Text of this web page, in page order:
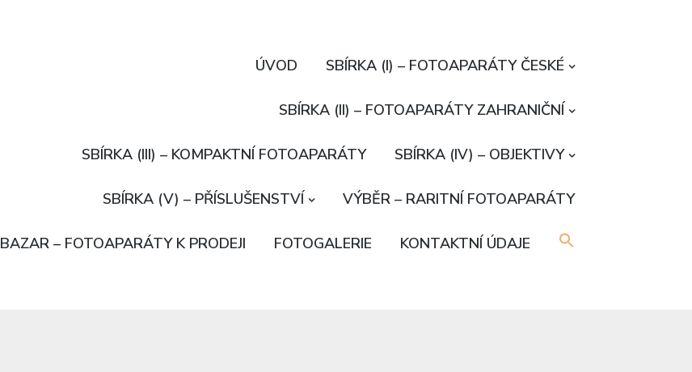
ÚVOD SBÍRKA (I) – FOTOAPARÁTY ČESKÉ
SBÍRKA (II) – FOTOAPARÁTY ZAHRANIČNÍ
SBÍRKA (III) – KOMPAKTNÍ FOTOAPARÁTY SBÍRKA (IV) – OBJEKTIVY
SBÍRKA (V) – PŘÍSLUŠENSTVÍ VÝBĚR – RARITNÍ FOTOAPARÁTY
BAZAR – FOTOAPARÁTY K PRODEJI FOTOGALERIE KONTAKTNÍ ÚDAJE